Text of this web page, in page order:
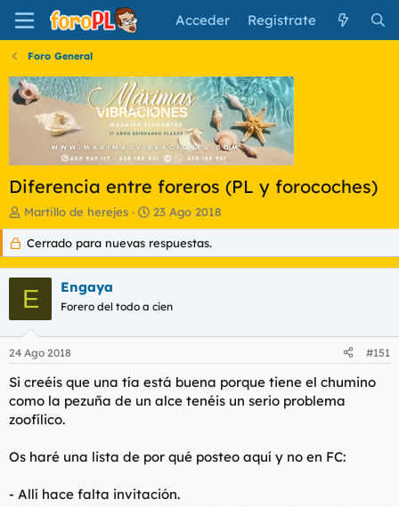
Acceder Regístrate
Foro General
Diferencia entre foreros (PL y forocoches)
I
n
c
i
a
d
o
r
d
l
t
e
Martillo de herejes
F
e
c
h
e
n
i
o
23 Ago 2018
Cerrado para nuevas respuestas.
E Engaya
Forero del todo a cien
24 Ago 2018 #151
Si creéis que una tía está buena porque tiene el chumino
como la pezuña de un alce tenéis un serio problema
zoofílico.
Os haré una lista de por qué posteo aquí y no en FC:
- Allí hace falta invitación.